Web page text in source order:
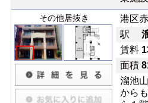
その他居抜き
港区
駅
賃料
面積
溜池
から